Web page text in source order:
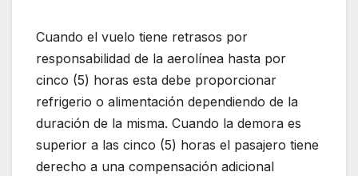
Cuando el vuelo tiene retrasos por
responsabilidad de la aerolínea hasta por
cinco (5) horas esta debe proporcionar
refrigerio o alimentación dependiendo de la
duración de la misma. Cuando la demora es
superior a las cinco (5) horas el pasajero tiene
derecho a una compensación adicional